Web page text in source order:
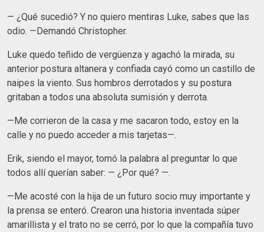
— ¿Qué sucedió? Y no quiero mentiras Luke, sabes que las
odio. —Demandó Christopher.
Luke quedo teñido de vergüenza y agachó la mirada, su
anterior postura altanera y confiada cayó como un castillo de
naipes la viento. Sus hombros derrotados y su postura
gritaban a todos una absoluta sumisión y derrota.
—Me corrieron de la casa y me sacaron todo, estoy en la
calle y no puedo acceder a mis tarjetas—.
Erik, siendo el mayor, tomó la palabra al preguntar lo que
todos allí querían saber: — ¿Por qué? —.
—Me acosté con la hija de un futuro socio muy importante y
la prensa se enteró. Crearon una historia inventada súper
amarillista y el trato no se cerró, por lo que la compañía tuvo